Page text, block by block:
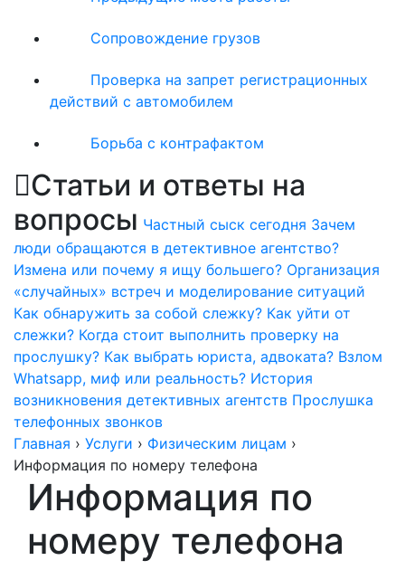
Сопровождение грузов
Проверка на запрет регистрационных
действий с автомобилем
Борьба с контрафактом
Статьи и ответы на
вопросы Частный сыск сегодня Зачем
люди обращаются в детективное агентство?
Измена или почему я ищу большего? Организация
«случайных» встреч и моделирование ситуаций
Как обнаружить за собой слежку? Как уйти от
слежки? Когда стоит выполнить проверку на
прослушку? Как выбрать юриста, адвоката? Взлом
Whatsapp, миф или реальность? История
возникновения детективных агентств Прослушка
телефонных звонков
Главная › Услуги › Физическим лицам ›
Информация по номеру телефона
Информация по
номеру телефона